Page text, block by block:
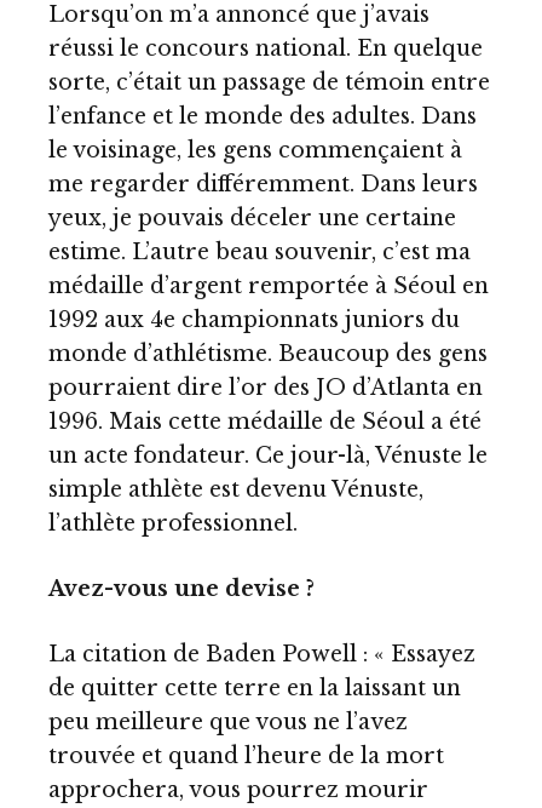
Lorsqu’on m’a annoncé que j’avais
réussi le concours national. En quelque
sorte, c’était un passage de témoin entre
l’enfance et le monde des adultes. Dans
le voisinage, les gens commençaient à
me regarder différemment. Dans leurs
yeux, je pouvais déceler une certaine
estime. L’autre beau souvenir, c’est ma
médaille d’argent remportée à Séoul en
1992 aux 4e championnats juniors du
monde d’athlétisme. Beaucoup des gens
pourraient dire l’or des JO d’Atlanta en
1996. Mais cette médaille de Séoul a été
un acte fondateur. Ce jour-là, Vénuste le
simple athlète est devenu Vénuste,
l’athlète professionnel.
Avez-vous une devise ?
La citation de Baden Powell : « Essayez
de quitter cette terre en la laissant un
peu meilleure que vous ne l’avez
trouvée et quand l’heure de la mort
approchera, vous pourrez mourir